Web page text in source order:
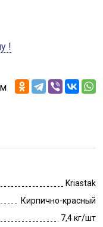
!
Kriastak
Кирпично-красный
7,4 кг/шт